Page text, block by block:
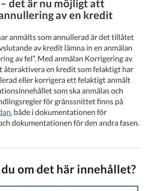
det är nu möjligt att
av en kredit
anmälts som annullerad är det tillåtet
av kredit lämna in en anmälan
av fel”. Med anmälan Korrigering av
återaktivera en kredit som felaktigt har
eller korrigera ett felaktigt anmält
som ska anmälas och
för gränssnittet finns på
, både i dokumentationen för
dokumentationen för den andra fasen.
om det här innehållet?